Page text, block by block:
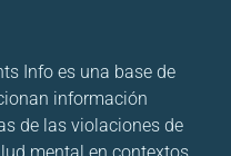
Info es una base de
información
de las violaciones de